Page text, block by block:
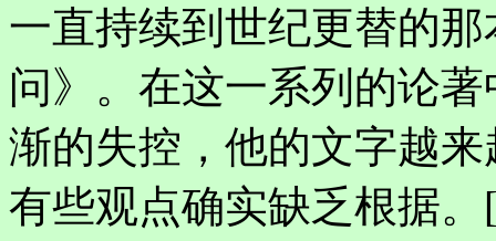
一直持续到世纪更替的
问》。在这一系列的论
渐的失控，他的文字越
有些观点确实缺乏根据